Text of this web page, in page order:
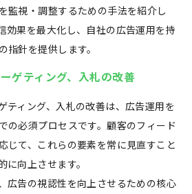
監視・調整するための手法を紹介し
効果を最大化し、自社の広告運用を持
針を提供します。
ゲティング、入札の改善
ティング、入札の改善は、広告運用を
の必須プロセスです。顧客のフィード
じて、これらの要素を常に見直すこと
向上させます。
広告の視認性を向上させるための核心